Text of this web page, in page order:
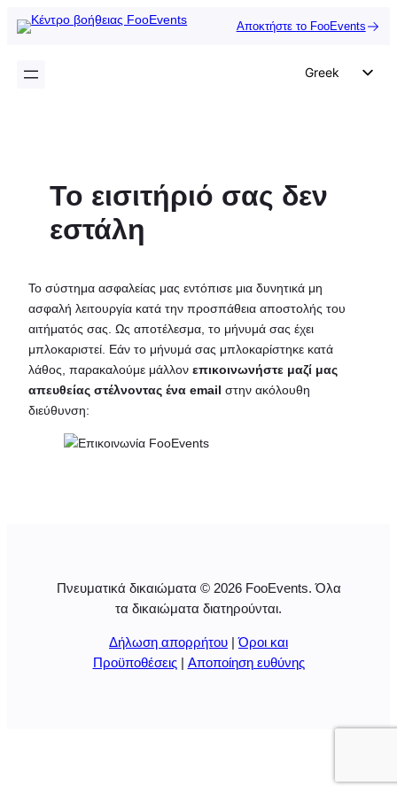
Μετάβαση
στο
Αποκτήστε το FooEvents
Greek
Spanish
Polish
Czech
Το εισιτήριό σας δεν
εστάλη
Το σύστημα ασφαλείας μας εντόπισε μια δυνητικά μη
ασφαλή λειτουργία κατά την προσπάθεια αποστολής του
αιτήματός σας. Ως αποτέλεσμα, το μήνυμά σας έχει
μπλοκαριστεί. Εάν το μήνυμά σας μπλοκαρίστηκε κατά
λάθος, παρακαλούμε μάλλον επικοινωνήστε μαζί μας
απευθείας στέλνοντας ένα email στην ακόλουθη
διεύθυνση:
Πνευματικά δικαιώματα © 2026 FooEvents. Όλα
τα δικαιώματα διατηρούνται.
Δήλωση απορρήτου |Όροι και
Προϋποθέσεις| Αποποίηση ευθύνης